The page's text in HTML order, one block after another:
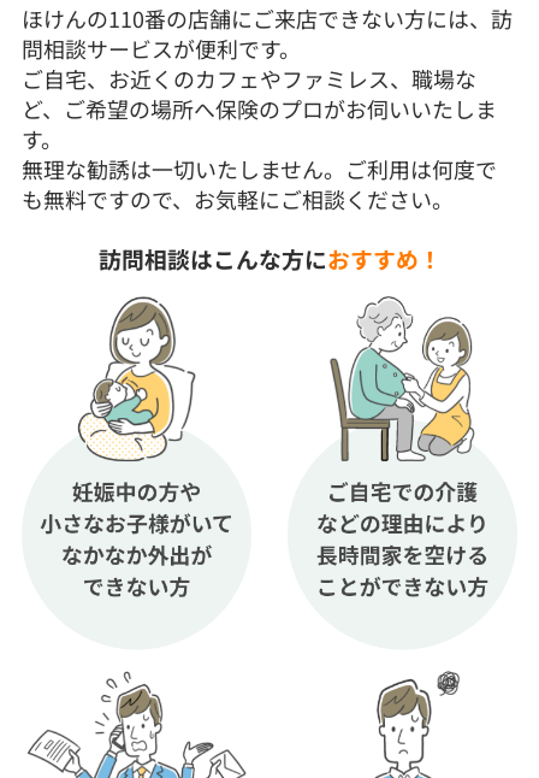
ほけんの110番の店舗にご来店できない方には、訪
問相談サービスが便利です。
ご自宅、お近くのカフェやファミレス、職場な
ど、ご希望の場所へ保険のプロがお伺いいたしま
す。
無理な勧誘は一切いたしません。ご利用は何度で
も無料ですので、お気軽にご相談ください。
訪問相談はこんな方におすすめ！